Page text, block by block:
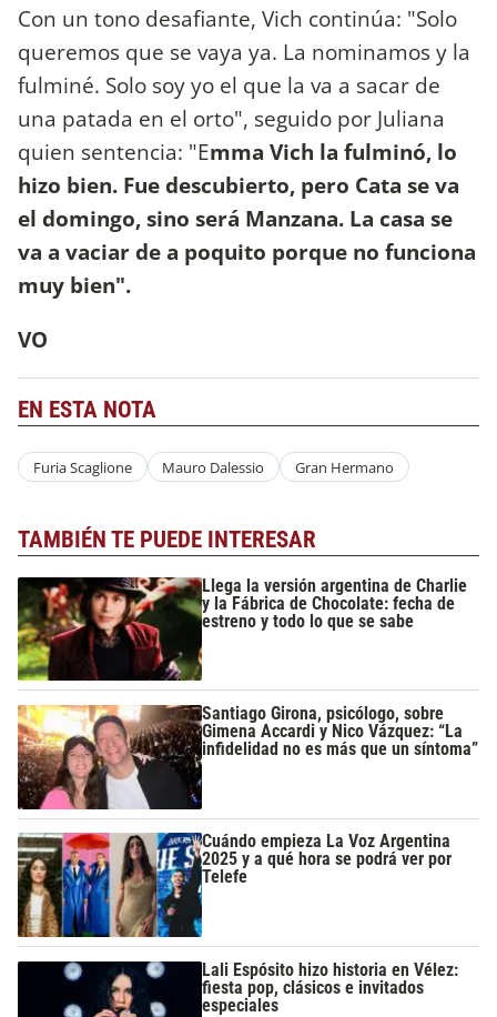
Con un tono desafiante, Vich continúa: "Solo
queremos que se vaya ya. La nominamos y la
fulminé. Solo soy yo el que la va a sacar de
una patada en el orto", seguido por Juliana
quien sentencia: "Emma Vich la fulminó, lo
hizo bien. Fue descubierto, pero Cata se va
el domingo, sino será Manzana. La casa se
va a vaciar de a poquito porque no funciona
muy bien".
VO
EN ESTA NOTA
Furia Scaglione Mauro Dalessio Gran Hermano
TAMBIÉN TE PUEDE INTERESAR
Llega la versión argentina de Charlie
y la Fábrica de Chocolate: fecha de
estreno y todo lo que se sabe
Santiago Girona, psicólogo, sobre
Gimena Accardi y Nico Vázquez: “La
infidelidad no es más que un síntoma”
Cuándo empieza La Voz Argentina
2025 y a qué hora se podrá ver por
Telefe
Lali Espósito hizo historia en Vélez:
fiesta pop, clásicos e invitados
especiales